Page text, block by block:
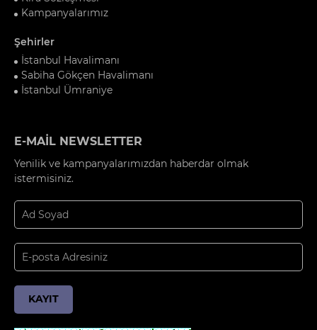
Kampanyalarımız
Şehirler
İstanbul Havalimanı
Sabiha Gökçen Havalimanı
İstanbul Ümraniye
E-MAİL NEWSLETTER
Yenilik ve kampanyalarımızdan haberdar olmak
istermisiniz.
KAYIT